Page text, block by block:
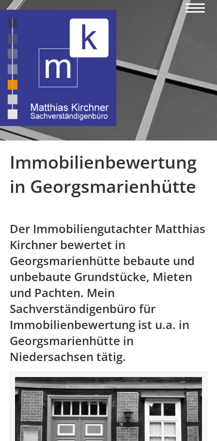
Immobilienbewertung
in Georgsmarienhütte
Der Immobiliengutachter Matthias
Kirchner bewertet in
Georgsmarienhütte bebaute und
unbebaute Grundstücke, Mieten
und Pachten. Mein
Sachverständigenbüro für
Immobilienbewertung ist u.a. in
Georgsmarienhütte in
Niedersachsen tätig.